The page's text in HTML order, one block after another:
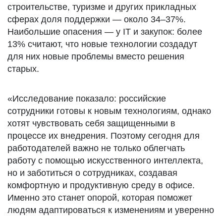
строительстве, туризме и других прикладных
сферах доля поддержки — около 34–37%.
Наибольшие опасения — у IT и закупок: более
13% считают, что новые технологии создадут
для них новые проблемы вместо решения
старых.
«Исследование показало: российские
сотрудники готовы к новым технологиям, однако
хотят чувствовать себя защищенными в
процессе их внедрения. Поэтому сегодня для
работодателей важно не только облегчать
работу с помощью искусственного интеллекта,
но и заботиться о сотрудниках, создавая
комфортную и продуктивную среду в офисе.
Именно это станет опорой, которая поможет
людям адаптироваться к изменениям и уверенно